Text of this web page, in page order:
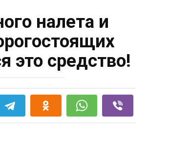
налета и
это средство!